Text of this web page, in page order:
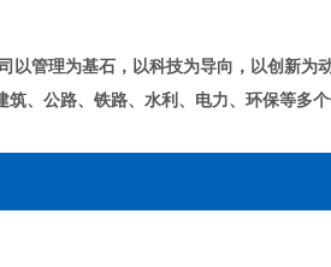
以管理为基石，以科技为导向，以创新为
、公路、铁路、水利、电力、环保等多个